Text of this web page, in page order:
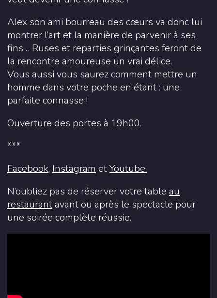
Alex son ami bourreau des cœurs va donc lui
montrer l’art et la manière de parvenir à ses
fins… Ruses et reparties grinçantes feront de
la rencontre amoureuse un vrai délice.
Vous aussi vous saurez comment mettre un
homme dans votre poche en étant : une
parfaite connasse !
Ouverture des portes à 19h00.
***
Facebook, Instagram etYoutube.
N’oubliez pas de réserver votre table au
restaurantavant ou après le spectacle pour
une soirée complète réussie.